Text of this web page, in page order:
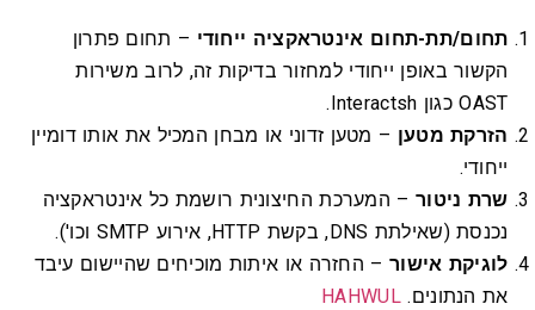
תחום/תת-תחום אינטראקציה ייחודי– תחום פתרון
הקשור באופן ייחודי למחזור בדיקות זה, לרוב משירות
OAST כגון Interactsh.
הזרקת מטען– מטען זדוני או מבחן המכיל את אותו דומיין
ייחודי.
שרת ניטור– המערכת החיצונית רושמת כל אינטראקציה
נכנסת (שאילתת DNS, בקשת HTTP, אירוע SMTP וכו').
לוגיקת אישור– החזרה או איתות מוכיחים שהיישום עיבד
את הנתונים.HAHWUL